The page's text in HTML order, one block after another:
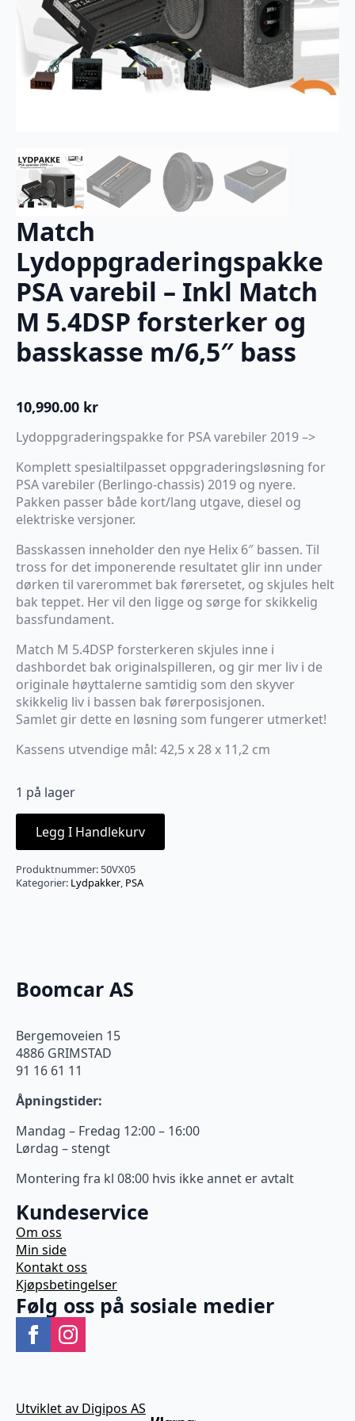
Match
Lydoppgraderingspakke
PSA varebil – Inkl Match
M 5.4DSP forsterker og
basskasse m/6,5″ bass
10,990.00 kr
Lydoppgraderingspakke for PSA varebiler 2019 –>
Komplett spesialtilpasset oppgraderingsløsning for
PSA varebiler (Berlingo-chassis) 2019 og nyere.
Pakken passer både kort/lang utgave, diesel og
elektriske versjoner.
Basskassen inneholder den nye Helix 6″ bassen. Til
tross for det imponerende resultatet glir inn under
dørken til varerommet bak førersetet, og skjules helt
bak teppet. Her vil den ligge og sørge for skikkelig
bassfundament.
Match M 5.4DSP forsterkeren skjules inne i
dashbordet bak originalspilleren, og gir mer liv i de
originale høyttalerne samtidig som den skyver
skikkelig liv i bassen bak førerposisjonen.
Samlet gir dette en løsning som fungerer utmerket!
Kassens utvendige mål: 42,5 x 28 x 11,2 cm
1 på lager
Legg I Handlekurv
Produktnummer: 50VX05
Kategorier: Lydpakker, PSA
Boomcar AS
Bergemoveien 15
4886 GRIMSTAD
91 16 61 11
Åpningstider:
Mandag – Fredag 12:00 – 16:00
Lørdag – stengt
Montering fra kl 08:00 hvis ikke annet er avtalt
Kundeservice
Om oss
Min side
Kontakt oss
Kjøpsbetingelser
Følg oss på sosiale medier
Utviklet av Digipos AS